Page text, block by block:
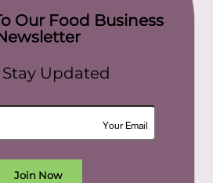
Our Food Business
Updated
Join Now